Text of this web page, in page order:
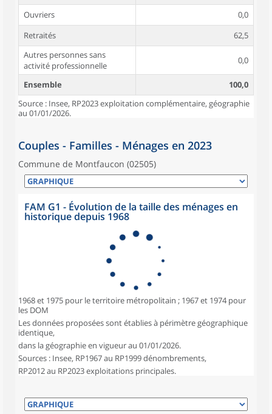
Ouvriers
0,0
Retraités
62,5
Autres personnes sans
activité professionnelle
0,0
Ensemble
100,0
Source : Insee, RP2023 exploitation complémentaire, géographie
au 01/01/2026.
Couples - Familles - Ménages en 2023
Commune de Montfaucon (02505)
FAM G1 - Évolution de la taille des ménages en
historique depuis 1968
1968 et 1975 pour le territoire métropolitain ; 1967 et 1974 pour
les DOM
Les données proposées sont établies à périmètre géographique
identique,
dans la géographie en vigueur au 01/01/2026.
Sources : Insee, RP1967 au RP1999 dénombrements,
RP2012 au RP2023 exploitations principales.